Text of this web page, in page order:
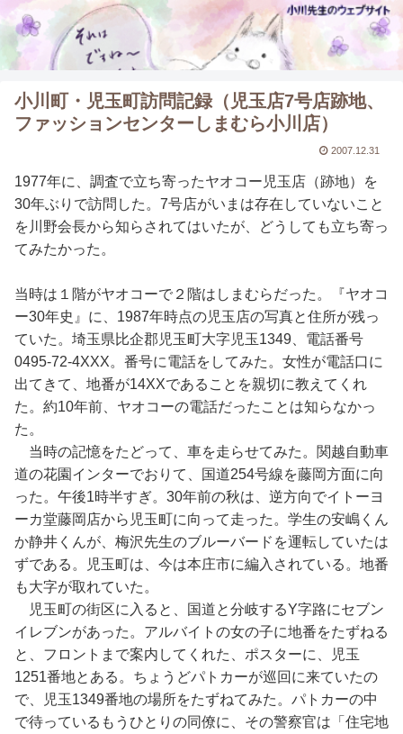
小川町・児玉町訪問記録（児玉店7号店跡地、
ファッションセンターしまむら小川店）
2007.12.31
1977年に、調査で立ち寄ったヤオコー児玉店（跡地）を
30年ぶりで訪問した。7号店がいまは存在していないこと
を川野会長から知らされてはいたが、どうしても立ち寄っ
てみたかった。
当時は１階がヤオコーで２階はしまむらだった。『ヤオコ
ー30年史』に、1987年時点の児玉店の写真と住所が残っ
ていた。埼玉県比企郡児玉町大字児玉1349、電話番号
0495-72-4XXX。番号に電話をしてみた。女性が電話口に
出てきて、地番が14XXであることを親切に教えてくれ
た。約10年前、ヤオコーの電話だったことは知らなかっ
た。
当時の記憶をたどって、車を走らせてみた。関越自動車
道の花園インターでおりて、国道254号線を藤岡方面に向
った。午後1時半すぎ。30年前の秋は、逆方向でイトーヨ
ーカ堂藤岡店から児玉町に向って走った。学生の安嶋くん
か静井くんが、梅沢先生のブルーバードを運転していたは
ずである。児玉町は、今は本庄市に編入されている。地番
も大字が取れていた。
児玉町の街区に入ると、国道と分岐するY字路にセブン
イレブンがあった。アルバイトの女の子に地番をたずねる
と、フロントまで案内してくれた、ポスターに、児玉
1251番地とある。ちょうどパトカーが巡回に来ていたの
で、児玉1349番地の場所をたずねてみた。パトカーの中
で待っているもうひとりの同僚に、その警察官は「住宅地